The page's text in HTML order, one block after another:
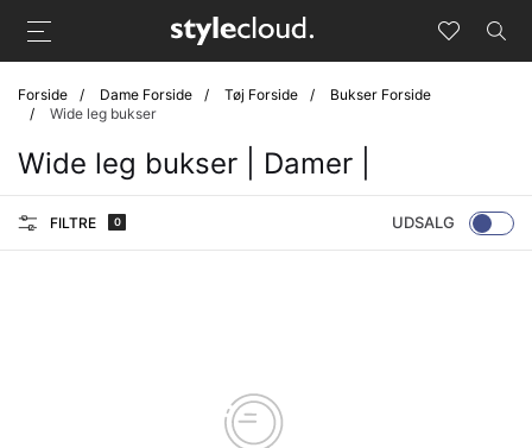
Forside Dame Forside Tøj Forside
Bukser Forside
Wide leg bukser
Wide leg bukser | Damer |
FILTRE 0 UDSALG